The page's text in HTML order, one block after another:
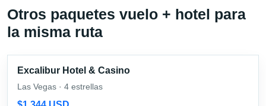
Otros paquetes vuelo + hotel para
la misma ruta
Excalibur Hotel & Casino
Las Vegas · 4 estrellas